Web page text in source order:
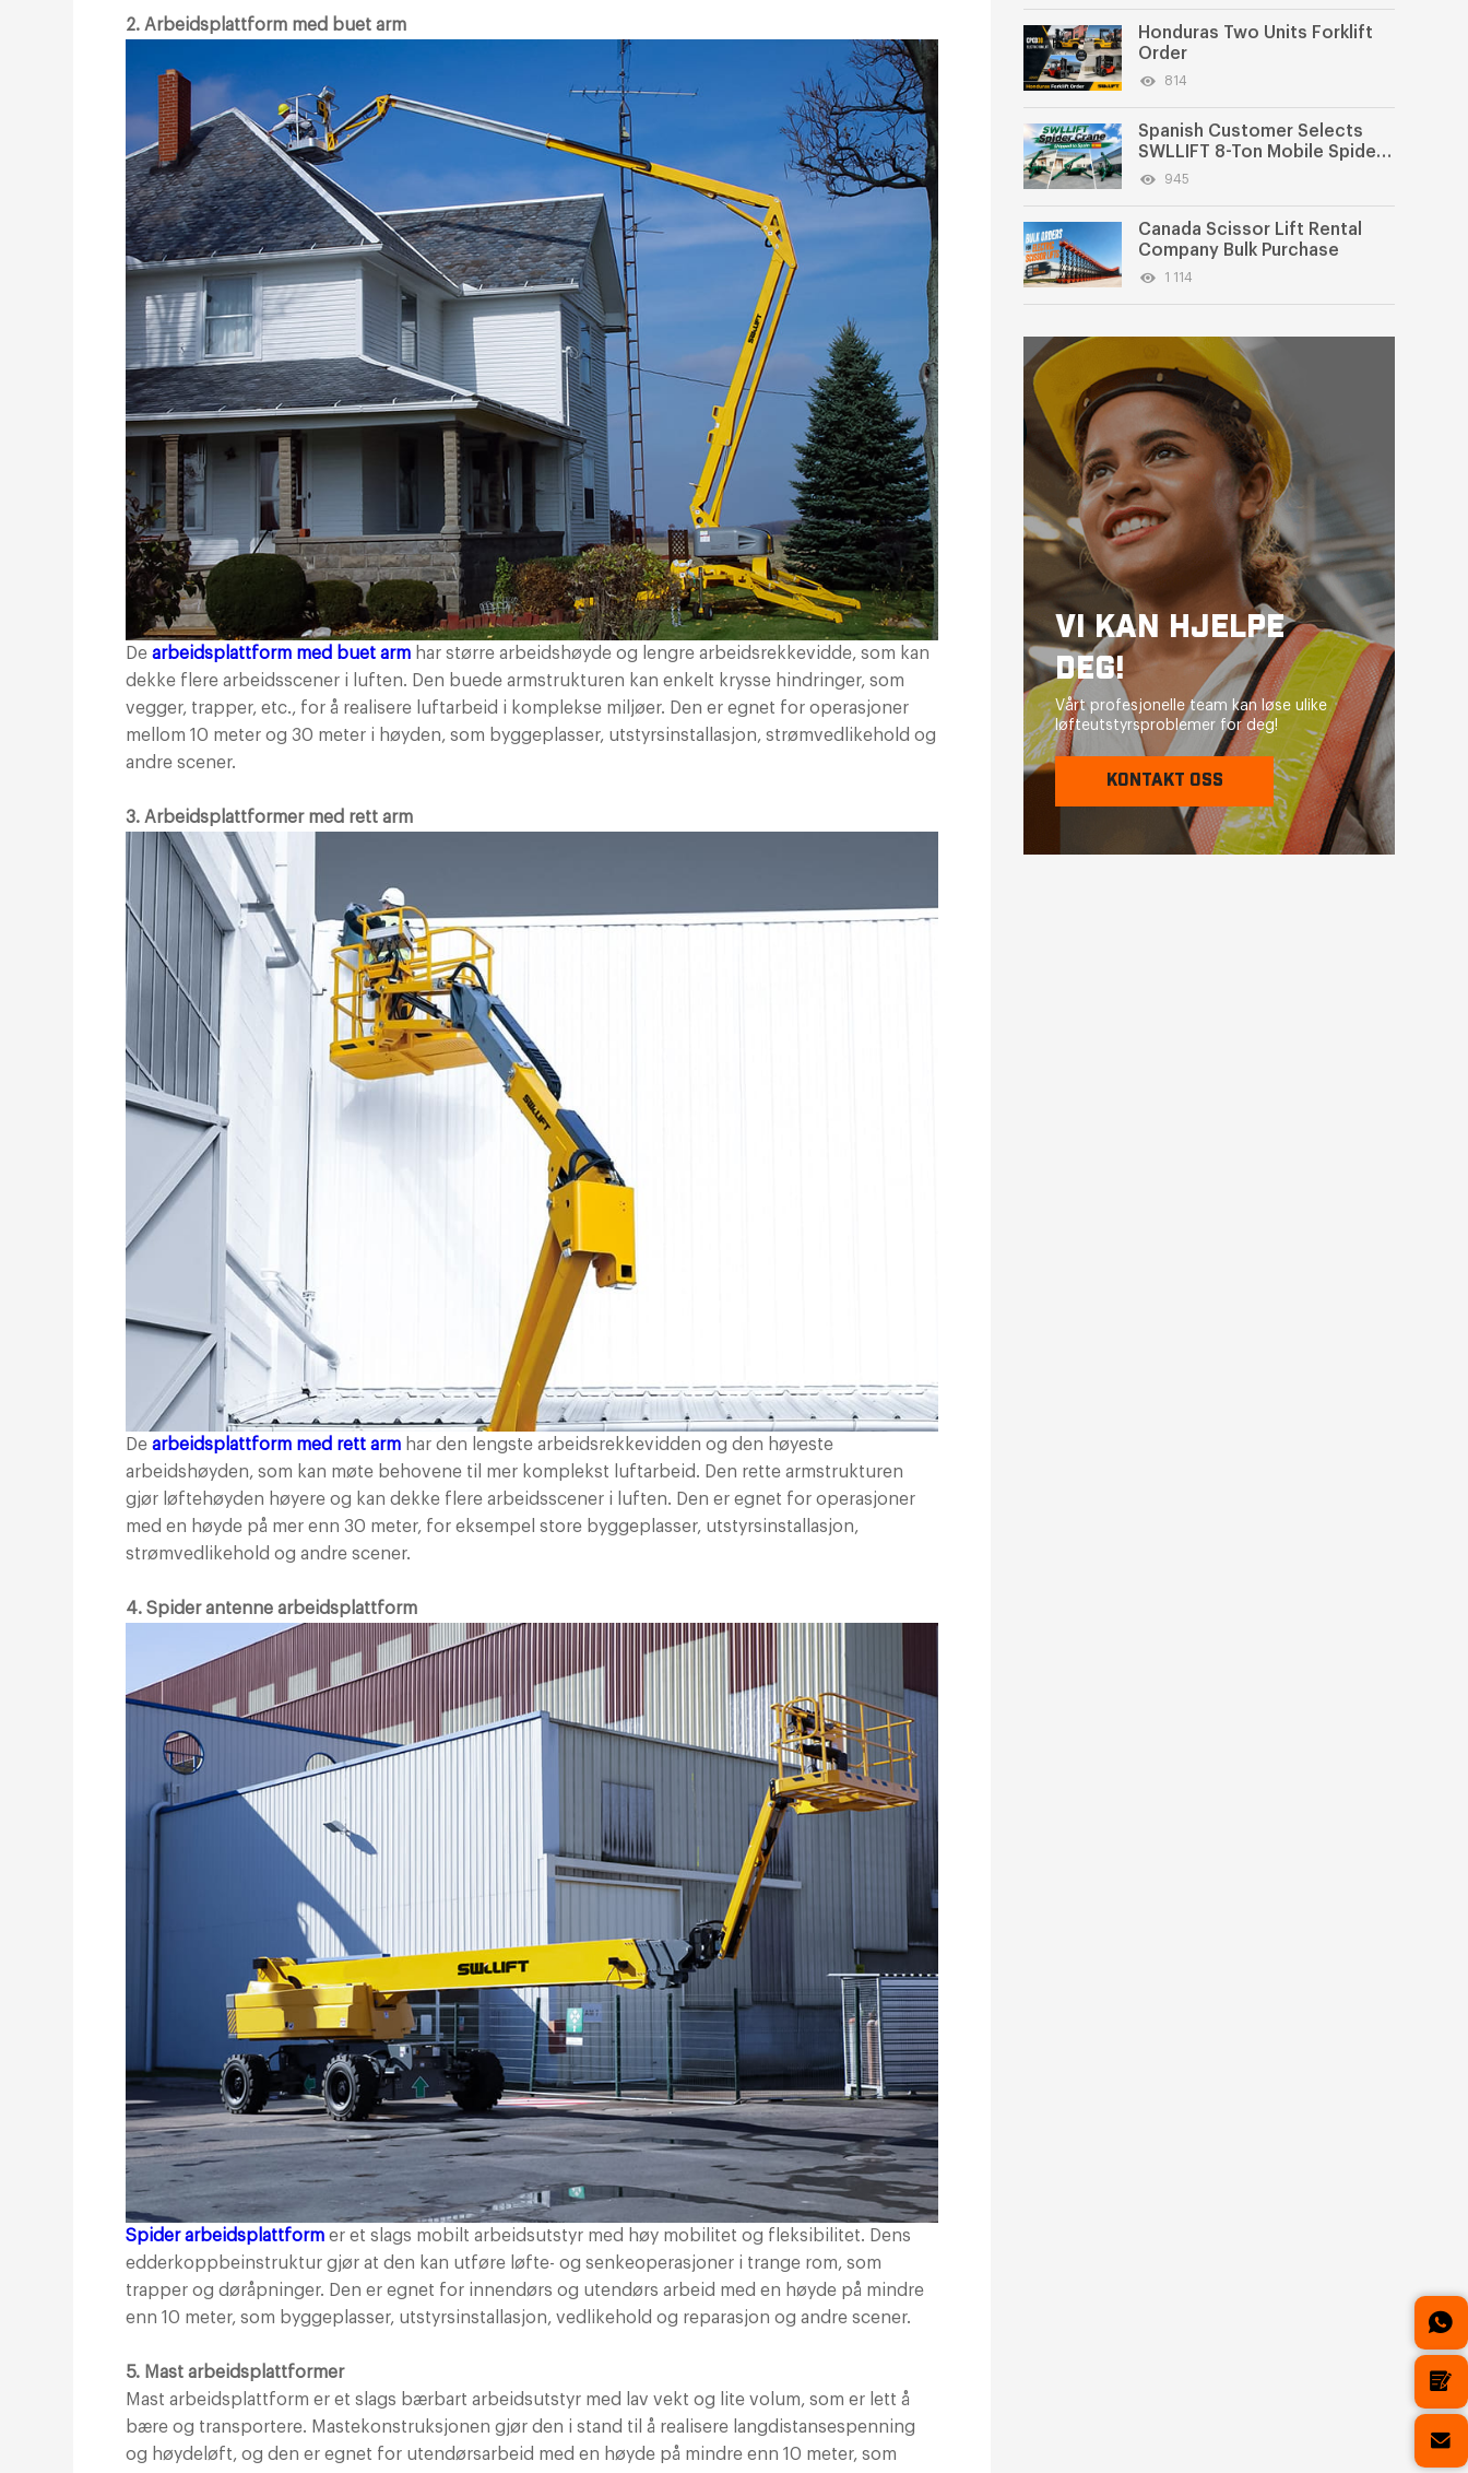
2. Arbeidsplattform med buet arm
Dearbeidsplattform med buet arm har større arbeidshøyde og lengre arbeidsrekkevidde, som kan
dekke flere arbeidsscener i luften. Den buede armstrukturen kan enkelt krysse hindringer, som
vegger, trapper, etc., for å realisere luftarbeid i komplekse miljøer. Den er egnet for operasjoner
mellom 10 meter og 30 meter i høyden, som byggeplasser, utstyrsinstallasjon, strømvedlikehold og
andre scener.
3. Arbeidsplattformer med rett arm
Dearbeidsplattform med rett arm har den lengste arbeidsrekkevidden og den høyeste
arbeidshøyden, som kan møte behovene til mer komplekst luftarbeid. Den rette armstrukturen
gjør løftehøyden høyere og kan dekke flere arbeidsscener i luften. Den er egnet for operasjoner
med en høyde på mer enn 30 meter, for eksempel store byggeplasser, utstyrsinstallasjon,
strømvedlikehold og andre scener.
4. Spider antenne arbeidsplattform
Spider arbeidsplattform er et slags mobilt arbeidsutstyr med høy mobilitet og fleksibilitet. Dens
edderkoppbeinstruktur gjør at den kan utføre løfte- og senkeoperasjoner i trange rom, som
trapper og døråpninger. Den er egnet for innendørs og utendørs arbeid med en høyde på mindre
enn 10 meter, som byggeplasser, utstyrsinstallasjon, vedlikehold og reparasjon og andre scener.
5. Mast arbeidsplattformer
Mast arbeidsplattform er et slags bærbart arbeidsutstyr med lav vekt og lite volum, som er lett å
bære og transportere. Mastekonstruksjonen gjør den i stand til å realisere langdistansespenning
og høydeløft, og den er egnet for utendørsarbeid med en høyde på mindre enn 10 meter, som
Honduras Two Units Forklift
Order
814
Spanish Customer Selects
SWLLIFT 8-Ton Mobile Spider
Crane
945
Canada Scissor Lift Rental
Company Bulk Purchase
1 114
VI KAN HJELPE
DEG!
Vårt profesjonelle team kan løse ulike
løfteutstyrsproblemer for deg!
KONTAKT OSS